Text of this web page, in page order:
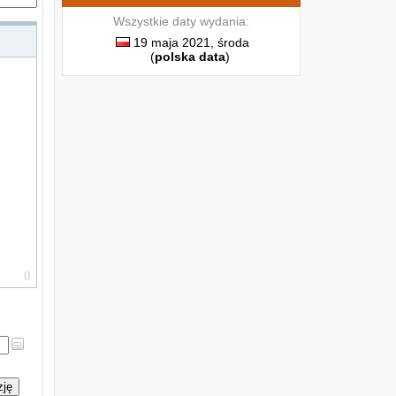
Wszystkie daty wydania:
19 maja 2021, środa
(polska data)